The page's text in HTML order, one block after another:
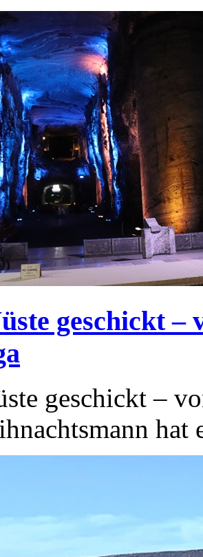
geschickt –
geschickt –